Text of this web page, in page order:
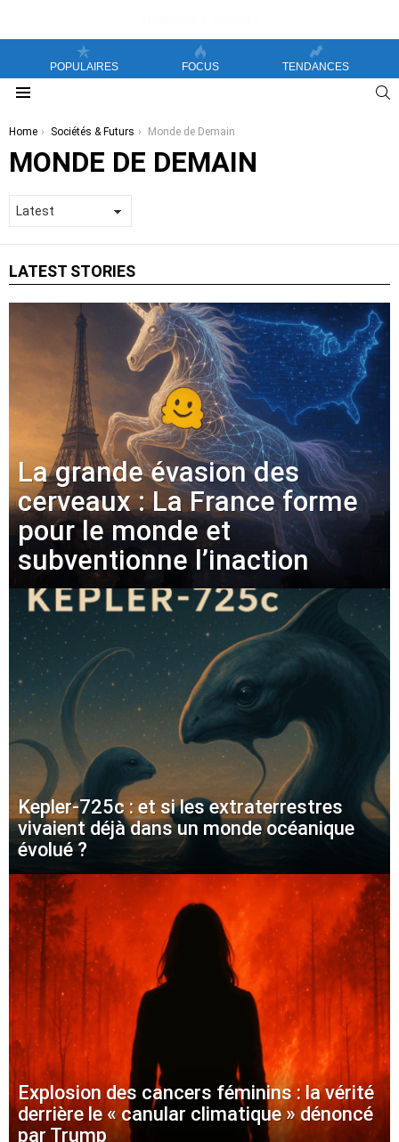
POPULAIRES FOCUS TENDANCES
You are here:
Home Sociétés & Futurs Monde de Demain
MONDE DE DEMAIN
LATEST STORIES
La grande évasion des
cerveaux : La France forme
pour le monde et
subventionne l’inaction
Kepler-725c : et si les extraterrestres
vivaient déjà dans un monde océanique
évolué ?
Explosion des cancers féminins : la vérité
derrière le « canular climatique » dénoncé
par Trump